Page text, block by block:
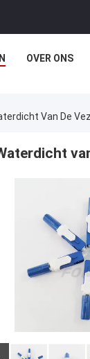
OVER ONS
Van De